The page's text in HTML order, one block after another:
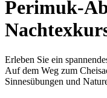
Perimuk-
Erleben Sie ein
Auf dem Weg zum
Sinnesübungen und